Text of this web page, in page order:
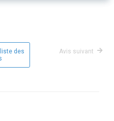
des
Avis suivant